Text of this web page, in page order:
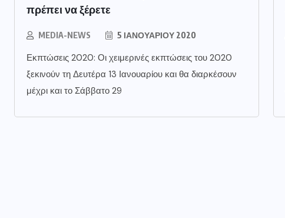
πρέπει να ξέρετε
MEDIA-NEWS 5 ΙΑΝΟΥΑΡΊΟΥ 2020
Εκπτώσεις 2020: Οι χειμερινές εκπτώσεις του 2020
ξεκινούν τη Δευτέρα 13 Ιανουαρίου και θα διαρκέσουν
μέχρι και το Σάββατο 29